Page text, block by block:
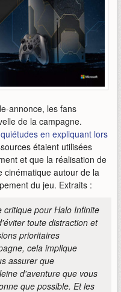
annonce, les fans
de la campagne.
en expliquant lors
étaient utilisées
et que la réalisation de
cinématique autour de la
du jeu. Extraits :
pour Halo Infinite
toute distraction et
prioritaires
cela implique
assurer que
d'aventure que vous
que possible. Et les